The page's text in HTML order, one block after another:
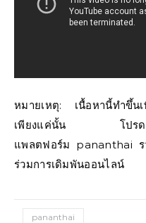
หมายเหตุ: เนื้อหานี้ทำขึ้น
เพียงแค่นั้น โปรดตรว
แพลตฟอร์ม pananthai ร
ร่วมการเดิมพันออนไลน์
pananthai